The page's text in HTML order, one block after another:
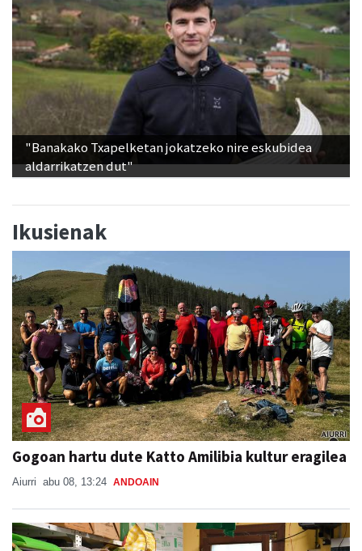
"Banakako Txapelketan jokatzeko nire eskubidea
aldarrikatzen dut"
Ikusienak
Gogoan hartu dute Katto Amilibia kultur eragilea
Aiurri abu 08, 13:24 ANDOAIN